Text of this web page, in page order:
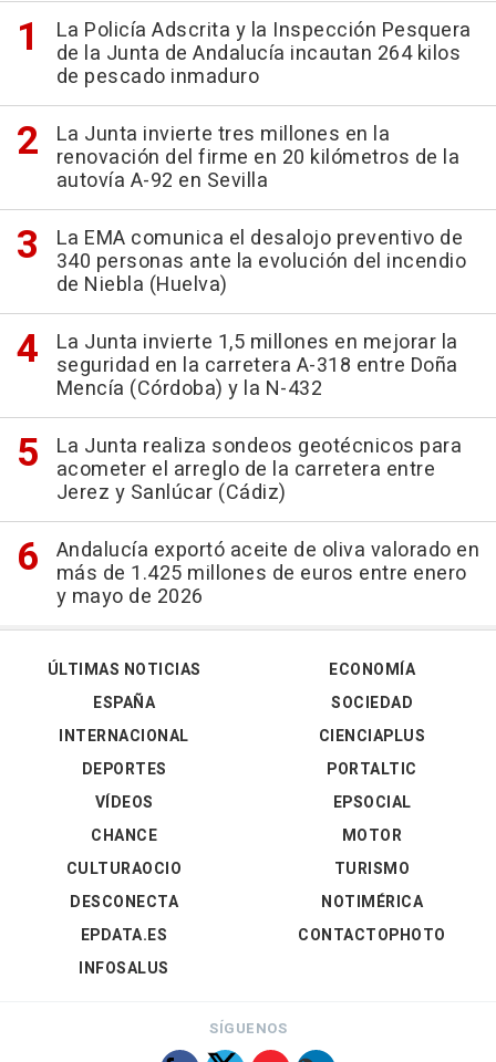
La Policía Adscrita y la Inspección Pesquera
de la Junta de Andalucía incautan 264 kilos
de pescado inmaduro
La Junta invierte tres millones en la
renovación del firme en 20 kilómetros de la
autovía A-92 en Sevilla
La EMA comunica el desalojo preventivo de
340 personas ante la evolución del incendio
de Niebla (Huelva)
La Junta invierte 1,5 millones en mejorar la
seguridad en la carretera A-318 entre Doña
Mencía (Córdoba) y la N-432
La Junta realiza sondeos geotécnicos para
acometer el arreglo de la carretera entre
Jerez y Sanlúcar (Cádiz)
Andalucía exportó aceite de oliva valorado en
más de 1.425 millones de euros entre enero
y mayo de 2026
ÚLTIMAS NOTICIAS
ESPAÑA
INTERNACIONAL
DEPORTES
VÍDEOS
ECONOMÍA
SOCIEDAD
CIENCIAPLUS
PORTALTIC
EPSOCIAL
CHANCE
CULTURAOCIO
DESCONECTA
EPDATA.ES
INFOSALUS
MOTOR
TURISMO
NOTIMÉRICA
CONTACTOPHOTO
SÍGUENOS